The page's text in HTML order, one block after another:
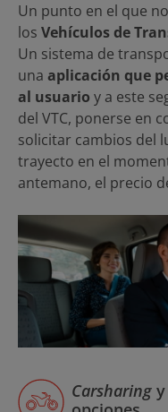
Un punto en el que
los Vehículos de
Un sistema de
una aplicación que
al usuario y a este
del VTC, ponerse en
solicitar cambios del
trayecto en el
antemano, el precio
Carsharing y